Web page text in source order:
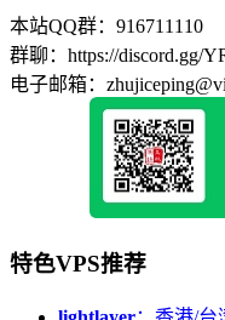
本站QQ群：916711110
群聊：https://discord.gg/
电子邮箱：
特色VPS推荐